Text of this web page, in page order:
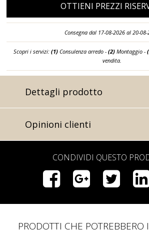
OTTIENI PREZZI
Consegna dal 17-08-2026 al 20-
Scopri i servizi: (1)Consulenza arredo - (2)Montaggio -
vendita.
Dettagli prodotto
Opinioni clienti
CONDIVIDI QUESTO
PRODOTTI CHE POTREBBERO